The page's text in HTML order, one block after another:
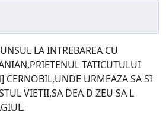
LA INTREBAREA CU
TATICUTULUI
CERNOBIL,UNDE URMEAZA SA SI
VIETII,SA DEA D ZEU SA L